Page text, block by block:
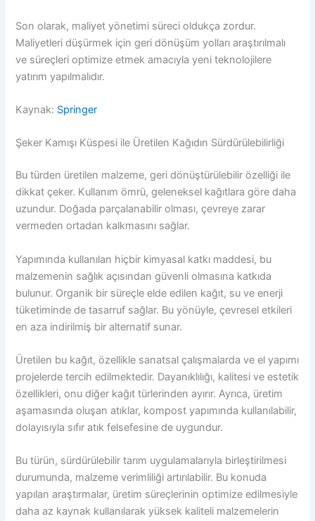
Son olarak, maliyet yönetimi süreci oldukça zordur.
Maliyetleri düşürmek için geri dönüşüm yolları araştırılmalı
ve süreçleri optimize etmek amacıyla yeni teknolojilere
yatırım yapılmalıdır.
Kaynak: Springer
Şeker Kamışı Küspesi ile Üretilen Kağıdın Sürdürülebilirliği
Bu türden üretilen malzeme, geri dönüştürülebilir özelliği ile
dikkat çeker. Kullanım ömrü, geleneksel kağıtlara göre daha
uzundur. Doğada parçalanabilir olması, çevreye zarar
vermeden ortadan kalkmasını sağlar.
Yapımında kullanılan hiçbir kimyasal katkı maddesi, bu
malzemenin sağlık açısından güvenli olmasına katkıda
bulunur. Organik bir süreçle elde edilen kağıt, su ve enerji
tüketiminde de tasarruf sağlar. Bu yönüyle, çevresel etkileri
en aza indirilmiş bir alternatif sunar.
Üretilen bu kağıt, özellikle sanatsal çalışmalarda ve el yapımı
projelerde tercih edilmektedir. Dayanıklılığı, kalitesi ve estetik
özellikleri, onu diğer kağıt türlerinden ayırır. Ayrıca, üretim
aşamasında oluşan atıklar, kompost yapımında kullanılabilir,
dolayısıyla sıfır atık felsefesine de uygundur.
Bu türün, sürdürülebilir tarım uygulamalarıyla birleştirilmesi
durumunda, malzeme verimliliği artırılabilir. Bu konuda
yapılan araştırmalar, üretim süreçlerinin optimize edilmesiyle
daha az kaynak kullanılarak yüksek kaliteli malzemelerin